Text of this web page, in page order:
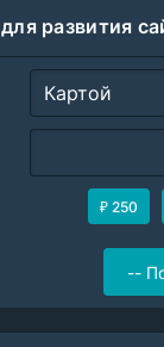
для развития
₽ 250